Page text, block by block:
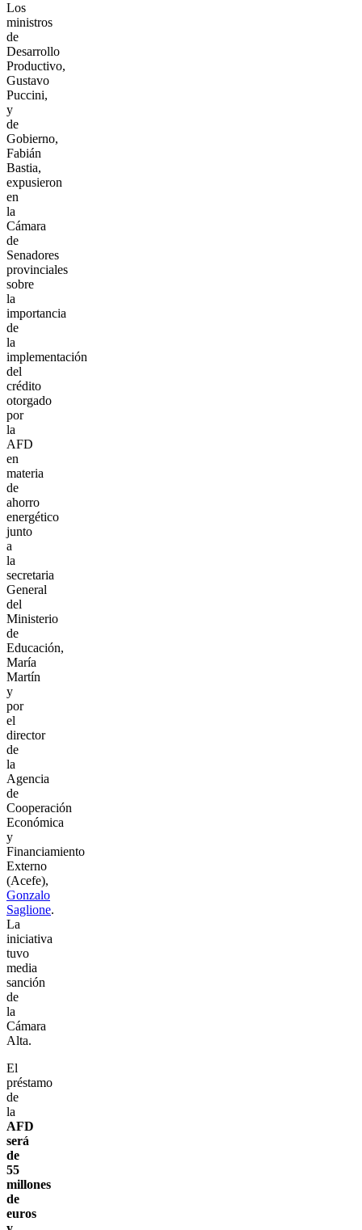
Los
ministros
de
Desarrollo
Productivo,
Gustavo
Puccini,
y
de
Gobierno,
Fabián
Bastia,
expusieron
en
la
Cámara
de
Senadores
provinciales
sobre
la
importancia
de
la
implementación
del
crédito
otorgado
por
la
AFD
en
materia
de
ahorro
energético
junto
a
la
secretaria
General
del
Ministerio
de
Educación,
María
Martín
y
por
el
director
de
la
Agencia
de
Cooperación
Económica
y
Financiamiento
Externo
(Acefe),
Gonzalo
Saglione.
La
iniciativa
tuvo
media
sanción
de
la
Cámara
Alta.
El
préstamo
de
la
AFD
será
de
55
millones
de
euros